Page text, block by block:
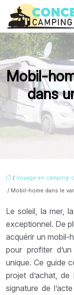
Mobil-
dans
/ Voyage en camping-
/ Mobil-home dans le
Le soleil, la mer,
exceptionnel. De
acquérir un mobil-
pour profiter
unique. Ce guide
projet d’achat,
signature de